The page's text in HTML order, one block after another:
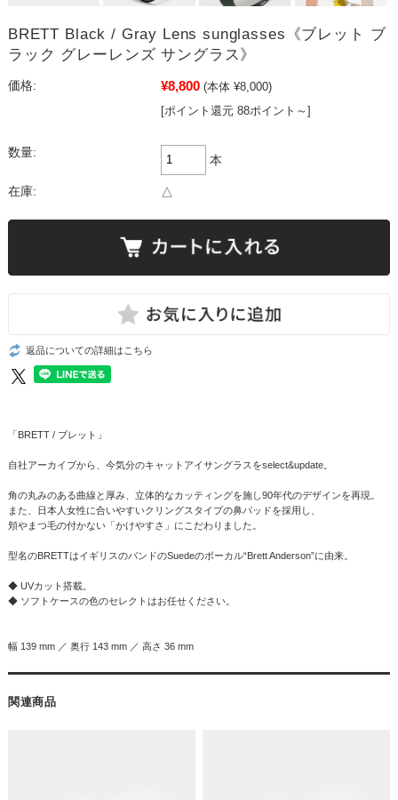
BRETT Black / Gray Lens sunglasses《ブレット ブ
ラック グレーレンズ サングラス》
価格: ¥8,800 (本体 ¥8,000)
[ポイント還元 88ポイント～]
数量:
本
在庫: △
返品についての詳細はこちら
「BRETT / ブレット」
自社アーカイブから、今気分のキャットアイサングラスをselect&update。
角の丸みのある曲線と厚み、立体的なカッティングを施し90年代のデザインを再現。
また、日本人女性に合いやすいクリングスタイプの鼻パッドを採用し、
頬やまつ毛の付かない「かけやすさ」にこだわりました。
型名のBRETTはイギリスのバンドのSuedeのボーカル“Brett Anderson”に由来。
◆ UVカット搭載。
◆ ソフトケースの色のセレクトはお任せください。
幅 139 mm ／ 奥行 143 mm ／ 高さ 36 mm
関連商品